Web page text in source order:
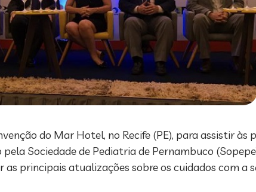
do Mar Hotel, no Recife (PE), para assistir às
Sociedade de Pediatria de Pernambuco
principais atualizações sobre os cuidados com a